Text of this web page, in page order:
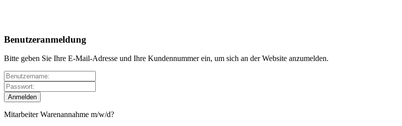
Benutzeranmeldung
Bitte geben Sie Ihre E-Mail-Adresse und Ihre Kundennummer ein, um sich an der Website anzumelden.
Mitarbeiter Warenannahme m/w/d?